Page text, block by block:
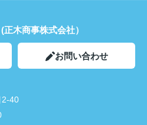
木商事株式会社）
お問い合わせ
2-40